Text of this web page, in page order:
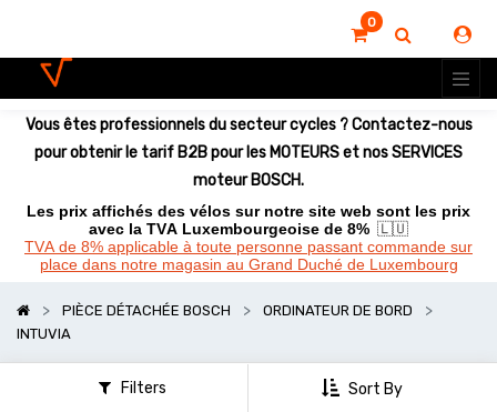
0
Vous êtes professionnels du secteur cycles ? Contactez-nous
pour obtenir le tarif B2B pour les MOTEURS et nos SERVICES
moteur BOSCH.
Les prix affichés des vélos sur notre site web sont les prix
avec la TVA Luxembourgeoise de 8% 🇱🇺
TVA de 8% applicable à toute personne passant commande sur
place dans notre magasin au Grand Duché de Luxembourg
PIÈCE DÉTACHÉE BOSCH
ORDINATEUR DE BORD
INTUVIA
Filters Sort By